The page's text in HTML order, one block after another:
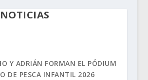
Y ADRIÁN FORMAN EL PÓDIUM
DE PESCA INFANTIL 2026